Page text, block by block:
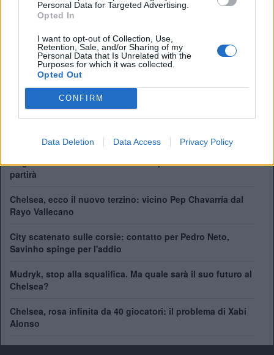
Personal Data for Targeted Advertising.
Opted In
I want to opt-out of Collection, Use,
Retention, Sale, and/or Sharing of my
Personal Data that Is Unrelated with the
Purposes for which it was collected.
Opted Out
CONFIRM
Data Deletion Data Access Privacy Policy
Manager:Enzo Maresca
ALBO D'ORO
Premier League:6
FA Cup:8
League Cup:5
FA Community Shield:
Champions League:2
Supercoppa Europea:
Coppa del Mondo per Club:1
41 giocatori in rosa al Chelsea. Chi può rimanere e chi
partirà
Chelsea, ecco il nuovo terzino: vicino Pep Chavarría dal
Rayo Vallecano
City scatenato sulle corsie: contatto per Pedro Neto,
Savinho spinge per l'addio
Mudryk, stop alla squalifica. Ma quale sarà il suo futuro al
Chelsea?
Chelsea, rosa infinita da 40 giocatori: il problema di Xabi
Alonso